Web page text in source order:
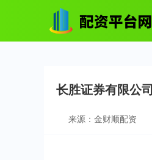
长胜证券有限公
来源：金财顺配资